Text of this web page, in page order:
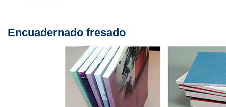
Encuadernado fresado